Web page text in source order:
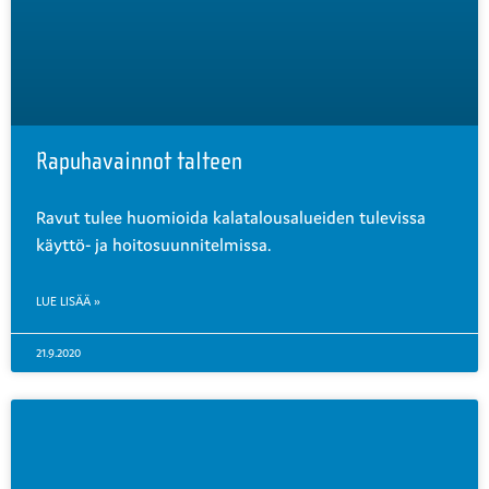
Rapuhavainnot talteen
Ravut tulee huomioida kalatalousalueiden tulevissa
käyttö- ja hoitosuunnitelmissa.
LUE LISÄÄ »
21.9.2020